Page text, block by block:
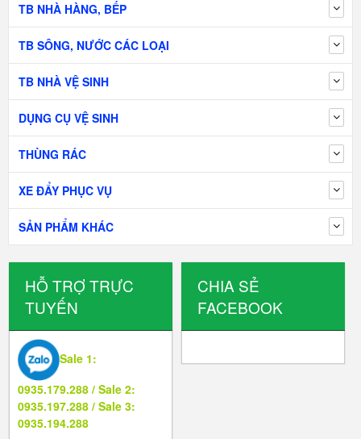
TB NHÀ HÀNG, BẾP
TB SÔNG, NƯỚC CÁC LOẠI
TB NHÀ VỆ SINH
DỤNG CỤ VỆ SINH
THÙNG RÁC
XE ĐẨY PHỤC VỤ
SẢN PHẨM KHÁC
HỖ TRỢ TRỰC
TUYẾN
Sale 1:
0935.179.288 / Sale 2:
0935.197.288 / Sale 3:
0935.194.288
CHIA SẺ
FACEBOOK